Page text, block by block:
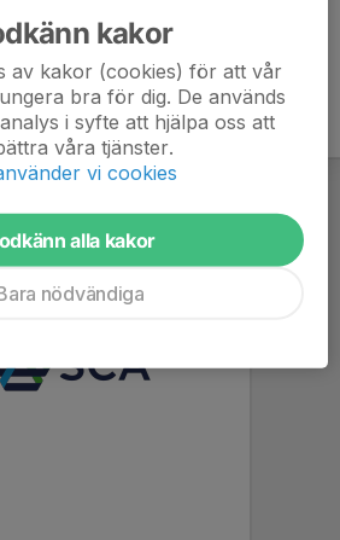
kakor
av kakor (cookies) för att vår
bra för dig. De används
i syfte att hjälpa oss att
våra tjänster.
vi cookies
alla kakor
nödvändiga